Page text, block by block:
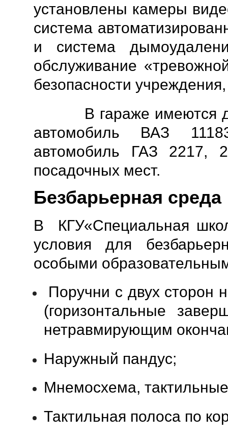
установлены камеры
система
и система
обслуживание
безопасности
В гараже имеются два
автомобиль ВАЗ
автомобиль ГАЗ 2217,
посадочных мест.
Безбарьерная среда
В КГУ«Специальная
условия для
особыми
Поручни с двух сторон
(горизонтальные
нетравмирующим
Наружный пандус;
Мнемосхема,
Тактильная полоса по